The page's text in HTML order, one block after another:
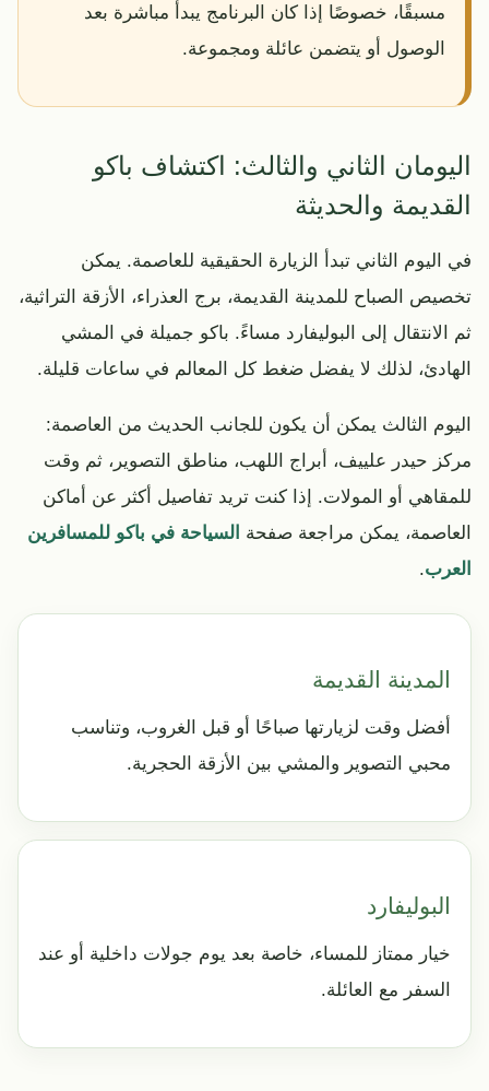
مسبقًا، خصوصًا إذا كان البرنامج يبدأ مباشرة بعد
الوصول أو يتضمن عائلة ومجموعة.
اليومان الثاني والثالث: اكتشاف باكو
القديمة والحديثة
في اليوم الثاني تبدأ الزيارة الحقيقية للعاصمة. يمكن
تخصيص الصباح للمدينة القديمة، برج العذراء، الأزقة التراثية،
ثم الانتقال إلى البوليفارد مساءً. باكو جميلة في المشي
الهادئ، لذلك لا يفضل ضغط كل المعالم في ساعات قليلة.
اليوم الثالث يمكن أن يكون للجانب الحديث من العاصمة:
مركز حيدر علييف، أبراج اللهب، مناطق التصوير، ثم وقت
للمقاهي أو المولات. إذا كنت تريد تفاصيل أكثر عن أماكن
العاصمة، يمكن مراجعة صفحة السياحة في باكو للمسافرين
العرب.
المدينة القديمة
أفضل وقت لزيارتها صباحًا أو قبل الغروب، وتناسب
محبي التصوير والمشي بين الأزقة الحجرية.
البوليفارد
خيار ممتاز للمساء، خاصة بعد يوم جولات داخلية أو عند
السفر مع العائلة.